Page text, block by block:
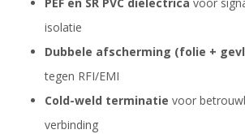
isolatie
Dubbele afscherming (folie +
tegen RFI/EMI
Cold-weld terminatie voor
verbinding